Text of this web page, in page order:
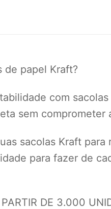
de papel Kraft?
com
sem comprometer
sacolas Kraft
para fazer de
DE 3.000